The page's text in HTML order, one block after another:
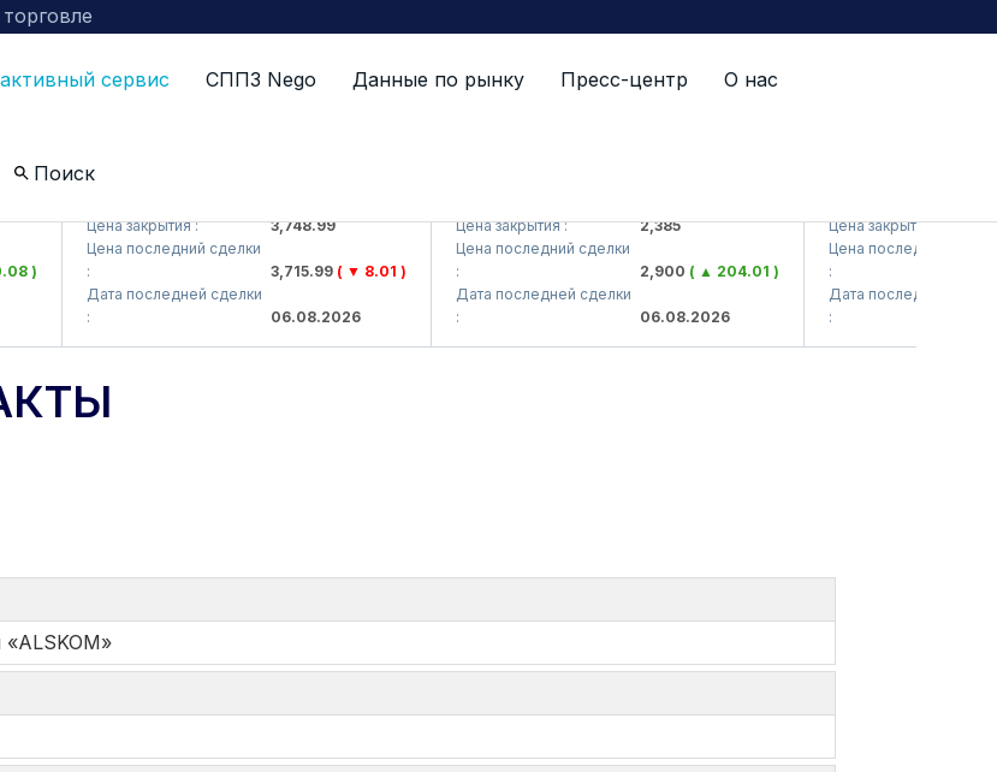
сервис СППЗ Nego Данные по рынку Пресс-центр О нас
Поиск
)
Цена закрытия :
3,748.99
Цена последний сделки
3,715.99( ▼ 8.01 )
Дата последней сделки
06.08.2026
Цена закрытия :
2,385
Цена последний сделки
2,900( ▲ 204.01 )
Дата последней сделки
06.08.2026
Цена закрытия :
Цена последний сделки
Дата последней сделки